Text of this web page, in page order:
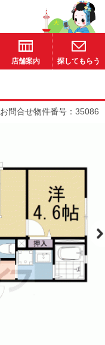
店舗案内 探してもらう
お問合せ物件番号：35086